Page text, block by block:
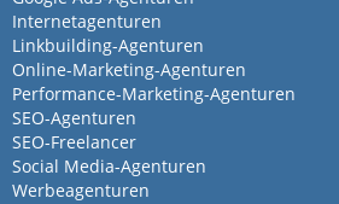
Tolle Kooperation.
Macht weiter so Jungs!
Internetagenturen
Linkbuilding-Agenturen
Online-Marketing-Agenturen
Performance-Marketing-Agenturen
SEO-Agenturen
SEO-Freelancer
Social Media-Agenturen
Werbeagenturen